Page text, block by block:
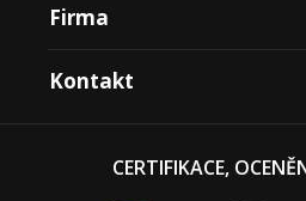
Firma
Kontakt
CERTIFIKACE,